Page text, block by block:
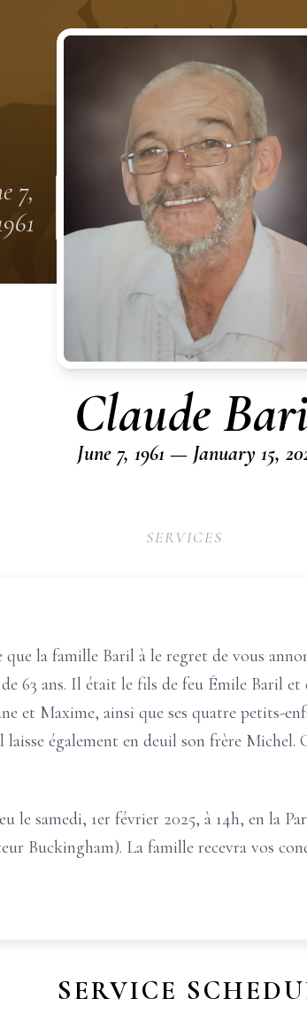
7,
Claude
June 7, 1961 — January 15,
SERVICES
que la famille Baril à le regret de vous
de 63 ans. Il était le fils de feu Émile Baril
et Maxime, ainsi que ses quatre petits-
également en deuil son frère Michel.
le samedi, 1er février 2025, à 14h, en la
Buckingham). La famille recevra vos
SERVICE